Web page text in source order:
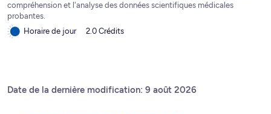
compréhension et l'analyse des données scientifiques médicales
probantes.
Horaire de jour
2.0 Crédits
Date de la dernière modification: 9 août 2026